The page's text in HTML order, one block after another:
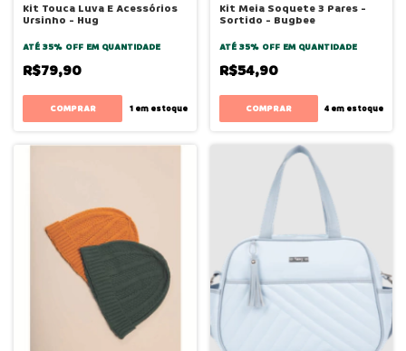
Kit Touca Luva E Acessórios
Ursinho - Hug
ATÉ 35% OFF EM QUANTIDADE
R$79,90
COMPRAR 1em estoque
Kit Meia Soquete 3 Pares -
Sortido - Bugbee
ATÉ 35% OFF EM QUANTIDADE
R$54,90
COMPRAR 4 em estoque